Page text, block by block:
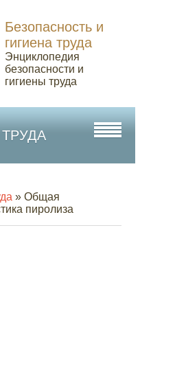
Безопасность и
гигиена труда
Энциклопедия
безопасности и
гигиены труда
» Общая
пиролиза